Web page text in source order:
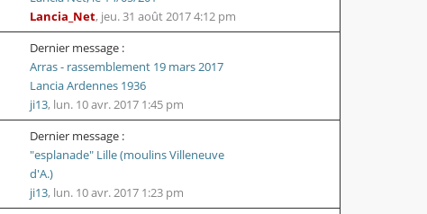
Lancia_Net, jeu. 31 août 2017 4:12 pm
Dernier message :
Arras - rassemblement 19 mars 2017
Lancia Ardennes 1936
ji13, lun. 10 avr. 2017 1:45 pm
Dernier message :
"esplanade" Lille (moulins Villeneuve
d'A.)
ji13, lun. 10 avr. 2017 1:23 pm